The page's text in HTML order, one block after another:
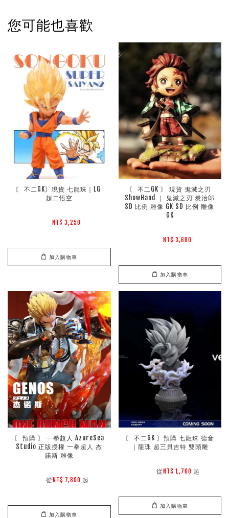
您可能也喜歡
〘 不二GK〙現貨 七龍珠｜LG
超二悟空
NT$ 3,250
加入購物車
ShowHand ｜ 鬼滅之刃 炭治郎
SD 比例 雕像 GK SD 比例 雕像
GK
NT$ 3,680
加入購物車
〘 預購 〙 一拳超人 AzureSea
Studio 正版授權 一拳超人 杰
諾斯 雕像
        從
NT$ 7,800 起
加入購物車
〘 不二GK 〙預購 七龍珠 德音
｜龍珠 超三貝吉特 雙頭雕
        從
NT$ 1,760 起
加入購物車